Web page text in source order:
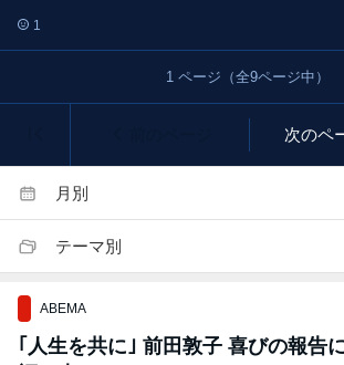
1
1 ページ（全9ページ中）
次のペ
月別
テーマ別
ABEMA
｢人生を共に｣ 前田敦子 喜びの報告